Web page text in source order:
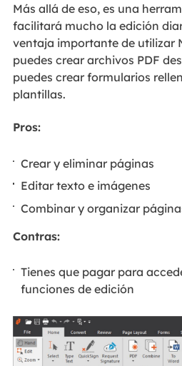
Más allá de eso, es una
facilitará mucho la edición
ventaja importante de utilizar
puedes crear archivos PDF
puedes crear formularios
plantillas.
Pros:
Crear y eliminar páginas
Editar texto e imágenes
Combinar y organizar
Contras:
Tienes que pagar para
funciones de edición